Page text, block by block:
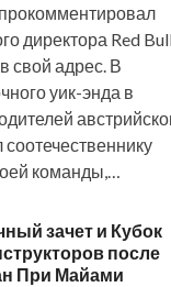
директора Red
адрес. В
уик-энда в
команды,…
зачет и Кубок
после
При Майами